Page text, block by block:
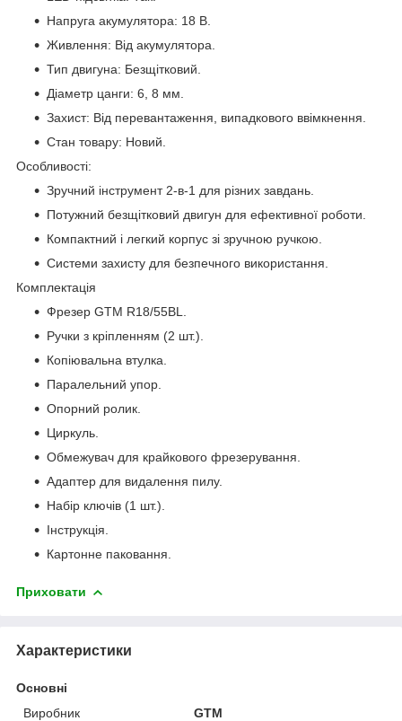
Напруга акумулятора: 18 В.
Живлення: Від акумулятора.
Тип двигуна: Безщітковий.
Діаметр цанги: 6, 8 мм.
Захист: Від перевантаження, випадкового ввімкнення.
Стан товару: Новий.
Особливості:
Зручний інструмент 2-в-1 для різних завдань.
Потужний безщітковий двигун для ефективної роботи.
Компактний і легкий корпус зі зручною ручкою.
Системи захисту для безпечного використання.
Комплектація
Фрезер GTM R18/55BL.
Ручки з кріпленням (2 шт.).
Копіювальна втулка.
Паралельний упор.
Опорний ролик.
Циркуль.
Обмежувач для крайкового фрезерування.
Адаптер для видалення пилу.
Набір ключів (1 шт.).
Інструкція.
Картонне паковання.
Приховати
Характеристики
Основні
Виробник
GTM